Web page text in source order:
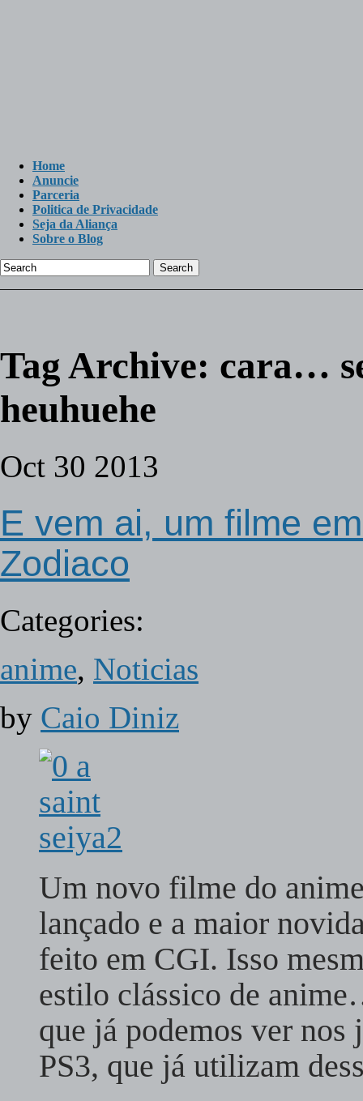
Home
Anuncie
Parceria
Politica de Privacidade
Seja da Aliança
Sobre o Blog
Search
Tag Archive: cara…
heuhuehe
Oct 30 2013
E vem ai, um filme
Zodiaco
Categories:
anime, Noticias
by Caio Diniz
Um novo filme do
lançado e a maior
feito em CGI. Isso
estilo clássico de
que já podemos ver nos
PS3, que já utilizam